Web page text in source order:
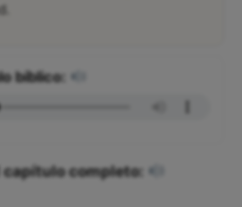
bíblico:
capítulo completo: